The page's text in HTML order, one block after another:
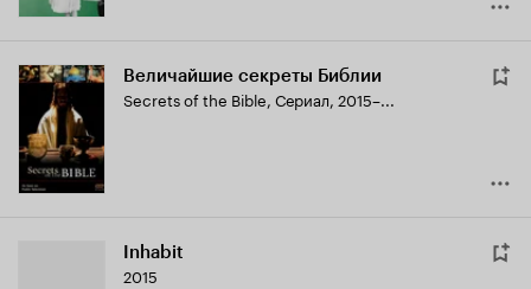
Величайшие секреты Библии
Secrets of the Bible, Сериал, 2015–...
Inhabit
2015